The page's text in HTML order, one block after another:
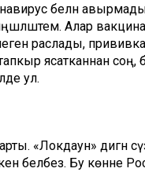
белән
Алар
раслады,
ясатканнан
ул.
«Локдаун» дигән
беләбез. Бу көнне